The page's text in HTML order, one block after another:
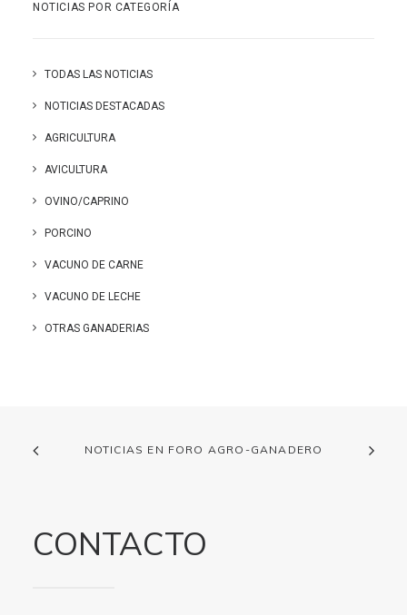
NOTICIAS POR CATEGORÍA
TODAS LAS NOTICIAS
NOTICIAS DESTACADAS
AGRICULTURA
AVICULTURA
OVINO/CAPRINO
PORCINO
VACUNO DE CARNE
VACUNO DE LECHE
OTRAS GANADERIAS
NOTICIAS EN FORO AGRO-GANADERO
CONTACTO